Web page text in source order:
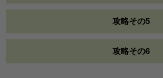
攻略その5
攻略その6